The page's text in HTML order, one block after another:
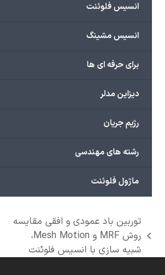
انسیس فلوئنت
انسیس مشینگ
برای حرفه ای ها
دیزاین مدلر
رژیم جریان
رشته های مهندسی
ماژول فلوئنت
previous
post:
توربین باد عمودی و افقی مقایسه
روش MRF و Mesh Motion،
شبیه سازی با انسیس فلوئنت